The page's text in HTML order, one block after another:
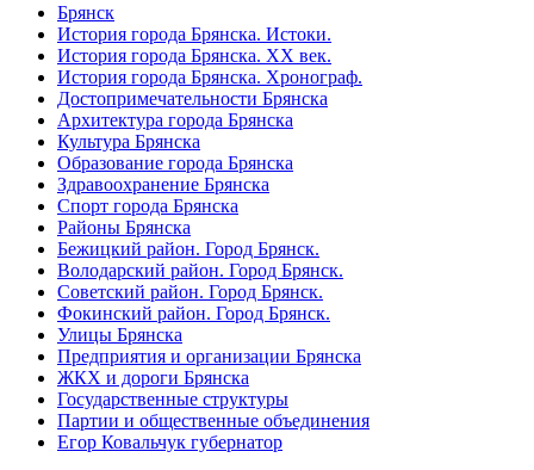
Брянск
История города Брянска. Истоки.
История города Брянска. XX век.
История города Брянска. Хронограф.
Достопримечательности Брянска
Архитектура города Брянска
Культура Брянска
Образование города Брянска
Здравоохранение Брянска
Спорт города Брянска
Районы Брянска
Бежицкий район. Город Брянск.
Володарский район. Город Брянск.
Советский район. Город Брянск.
Фокинский район. Город Брянск.
Улицы Брянска
Предприятия и организации Брянска
ЖКХ и дороги Брянска
Государственные структуры
Партии и общественные объединения
Егор Ковальчук губернатор